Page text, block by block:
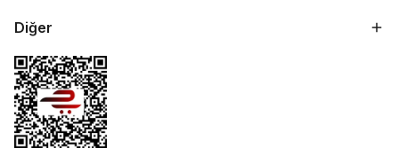
Diğer